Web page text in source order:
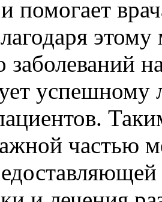
помогает
частью